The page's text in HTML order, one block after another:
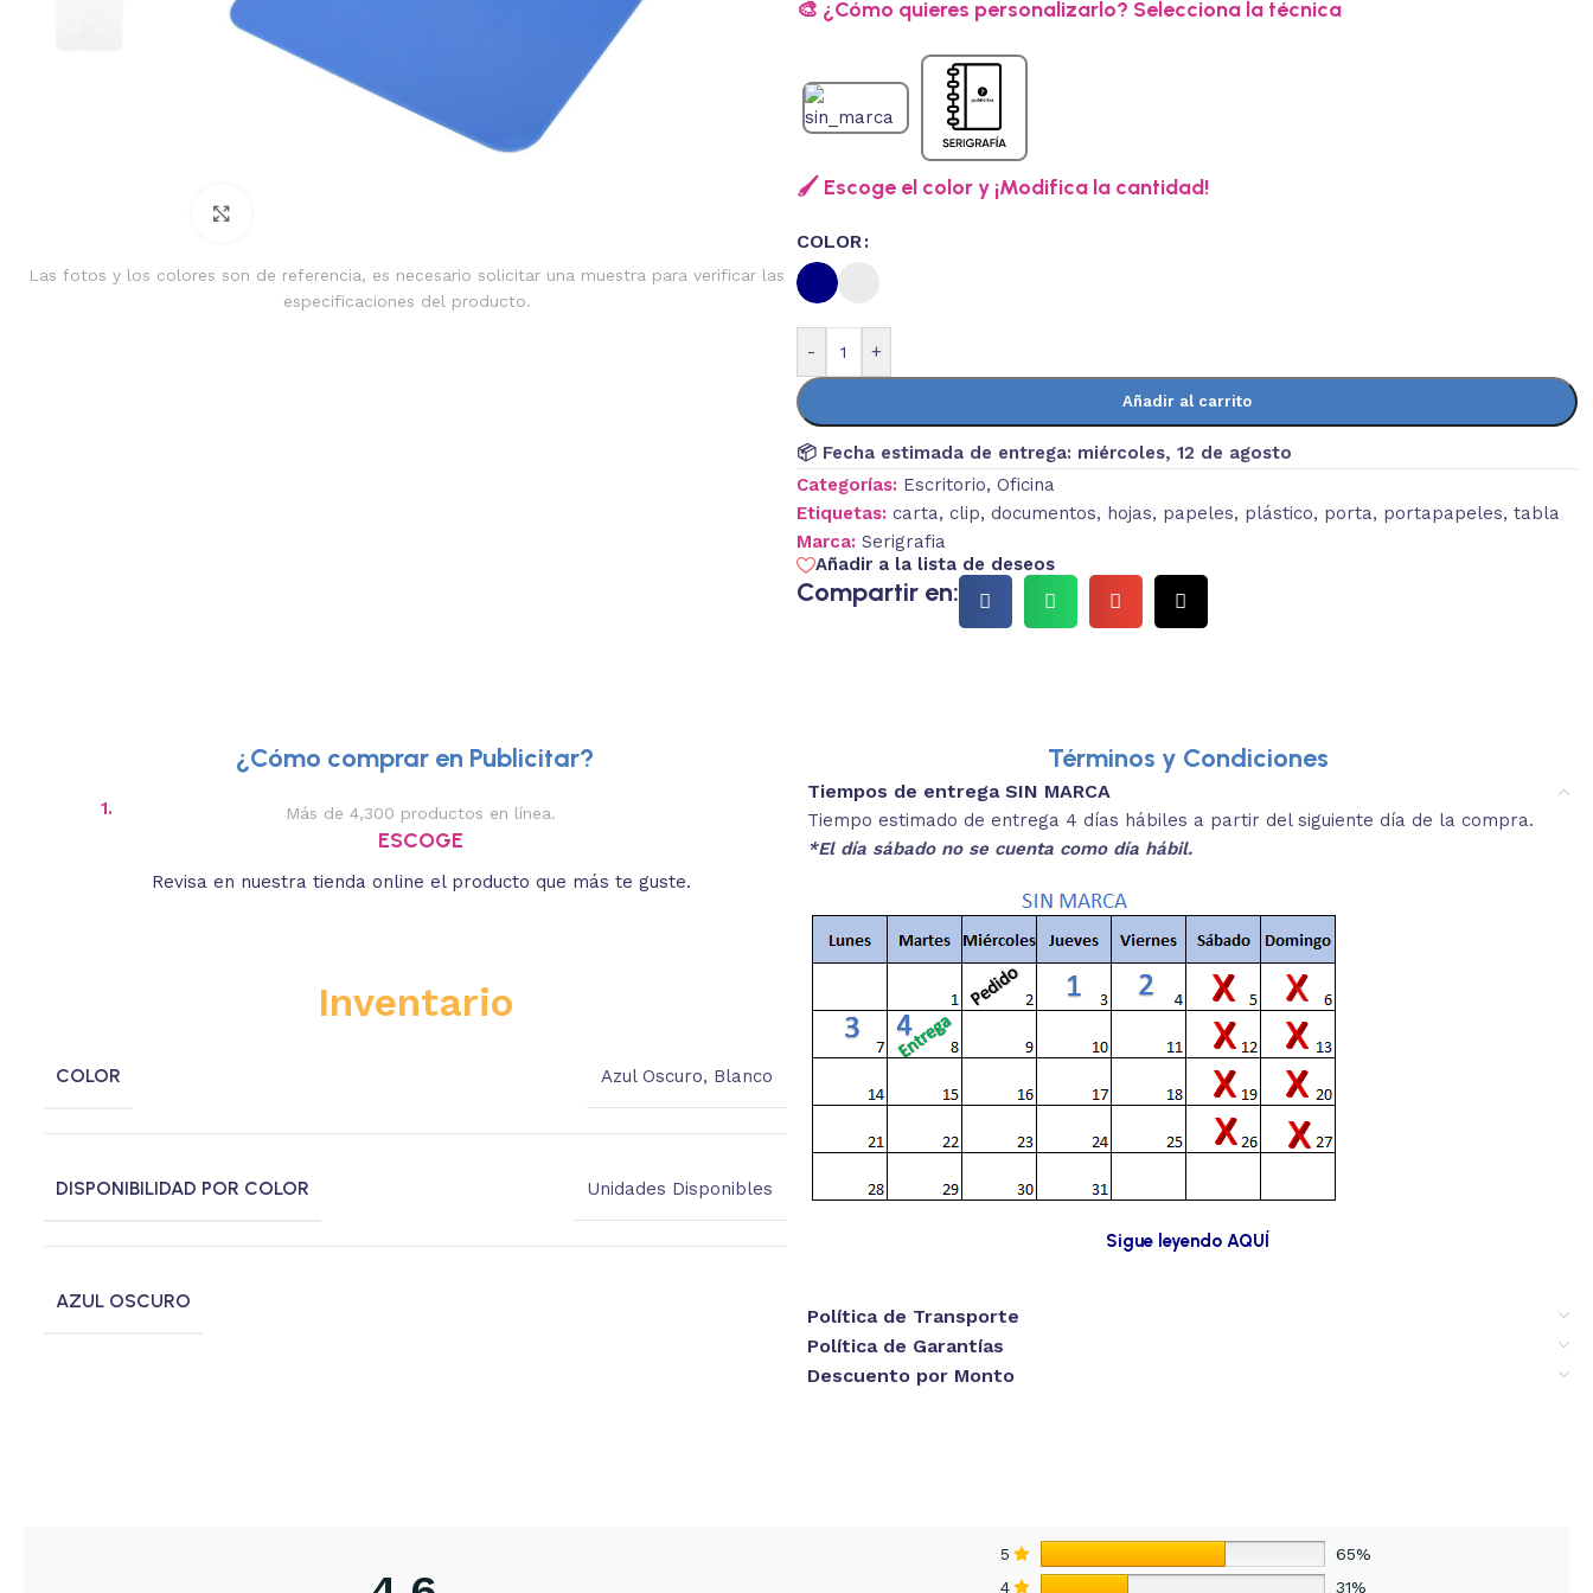
Las fotos y los colores son de referencia, es necesario solicitar una muestra para verificar las
especificaciones del producto.
🎨 ¿Cómo quieres personalizarlo? Selecciona la técnica
🖌️ Escoge el color y ¡Modifica la cantidad!
COLOR
- +
Añadir al carrito
📦 Fecha estimada de entrega: miércoles, 12 de agosto
Categorías: Escritorio, Oficina
Etiquetas: carta, clip, documentos, hojas, papeles, plástico, porta, portapapeles, tabla
Marca: Serigrafia
Añadir a la lista de deseos
Compartir en:
¿Cómo comprar en Publicitar?
1. Más de 4,300 productos en línea.
ESCOGE
Revisa en nuestra tienda online el producto que más te guste.
Descripciones breves y medidas aproximadas.
REVISA
estás buscando.
3.
Inventario
COLOR Azul Oscuro, Blanco
DISPONIBILIDAD POR COLOR Unidades Disponibles
AZUL OSCURO
Términos y Condiciones
Tiempos de entrega SIN MARCA
Tiempo estimado de entrega 4 días hábiles a partir del siguiente día de la compra.
*El día sábado no se cuenta como día hábil.
Sigue leyendo AQUÍ
Política de Transporte
Política de Garantías
Descuento por Monto
5
65%
4
31%